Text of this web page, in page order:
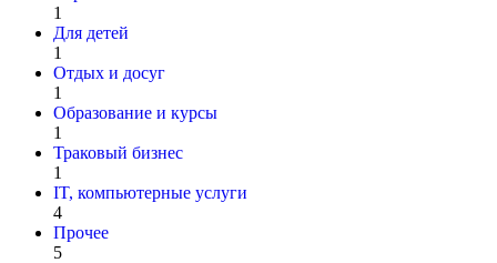
1
Для детей
1
Отдых и досуг
1
Образование и курсы
1
Траковый бизнес
1
IT, компьютерные услуги
4
Прочее
5